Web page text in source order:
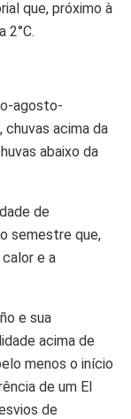
que, próximo à
2°C.
agosto-
acima da
abaixo da
de
semestre que,
e a
e sua
acima de
menos o início
de um El
de